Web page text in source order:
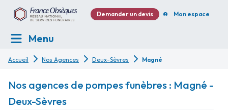
Demander un devis Mon espace
Menu
Accueil Nos Agences Deux-Sèvres Magné
Nos agences de pompes funèbres : Magné -
Deux-Sèvres